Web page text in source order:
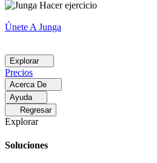
Únete A Junga
Explorar
Precios
Acerca De
Ayuda
Regresar
Explorar
Soluciones